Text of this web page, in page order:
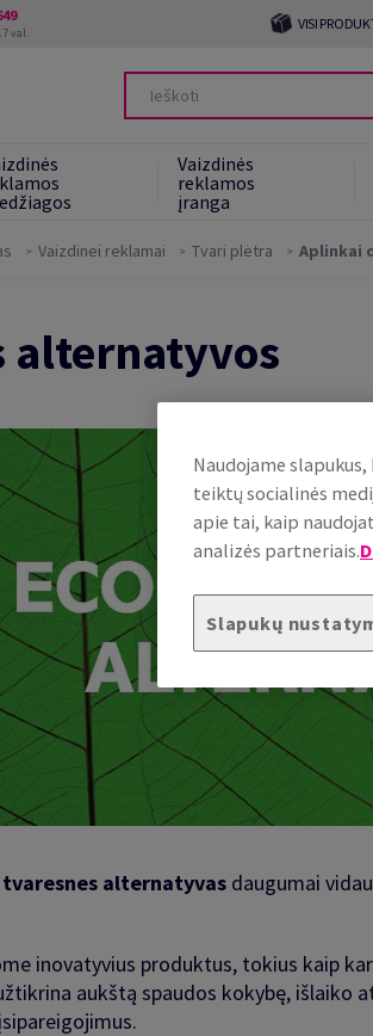
val. VISI
Vaizdinės
reklamos
įranga
Vaizdinei reklamai Tvari plėtra Aplinkai
alternatyvos
tvaresnes alternatyvas daugumai
inovatyvius produktus, tokius kaip
aukštą spaudos kokybę, išlaiko
Naudojame
teiktų socialinės
apie tai, kaip
analizės partneriais.
Slapukų